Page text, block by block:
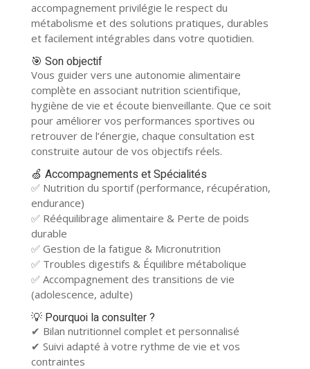
accompagnement privilégie le respect du
métabolisme et des solutions pratiques, durables
et facilement intégrables dans votre quotidien.
🎯 Son objectif
Vous guider vers une autonomie alimentaire
complète en associant nutrition scientifique,
hygiène de vie et écoute bienveillante. Que ce soit
pour améliorer vos performances sportives ou
retrouver de l’énergie, chaque consultation est
construite autour de vos objectifs réels.
🍏 Accompagnements et Spécialités
✅ Nutrition du sportif (performance, récupération,
endurance)
✅ Rééquilibrage alimentaire & Perte de poids
durable
✅ Gestion de la fatigue & Micronutrition
✅ Troubles digestifs & Équilibre métabolique
✅ Accompagnement des transitions de vie
(adolescence, adulte)
💡 Pourquoi la consulter ?
✔ Bilan nutritionnel complet et personnalisé
✔ Suivi adapté à votre rythme de vie et vos
contraintes